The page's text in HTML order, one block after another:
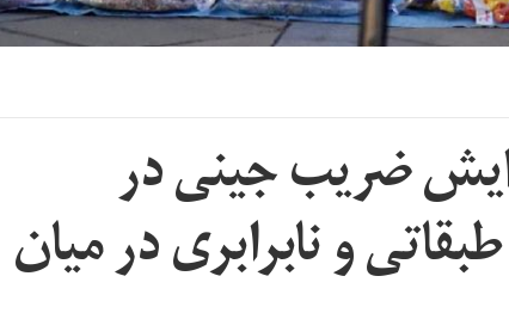
ضریب جینی در
و نابرابری در میان